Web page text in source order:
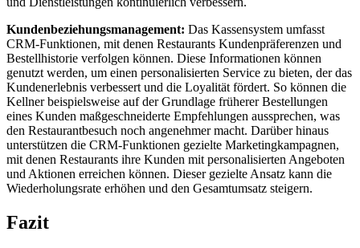
Kundenbeziehungsmanagement: Das Kassensystem umfasst
CRM-Funktionen, mit denen Restaurants Kundenpräferenzen und
Bestellhistorie verfolgen können. Diese Informationen können
genutzt werden, um einen personalisierten Service zu bieten, der das
Kundenerlebnis verbessert und die Loyalität fördert. So können die
Kellner beispielsweise auf der Grundlage früherer Bestellungen
eines Kunden maßgeschneiderte Empfehlungen aussprechen, was
den Restaurantbesuch noch angenehmer macht. Darüber hinaus
unterstützen die CRM-Funktionen gezielte Marketingkampagnen,
mit denen Restaurants ihre Kunden mit personalisierten Angeboten
und Aktionen erreichen können. Dieser gezielte Ansatz kann die
Wiederholungsrate erhöhen und den Gesamtumsatz steigern.
Fazit